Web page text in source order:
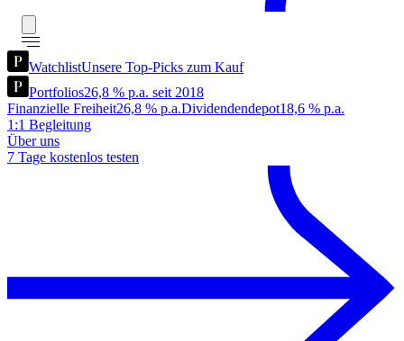
WatchlistUnsere Top-Picks zum Kauf
Portfolios26,8 % p.a. seit 2018
Finanzielle Freiheit26,8 % p.a.Dividendendepot18,6 % p.a.
1:1 Begleitung
Über uns
7 Tage kostenlos testen